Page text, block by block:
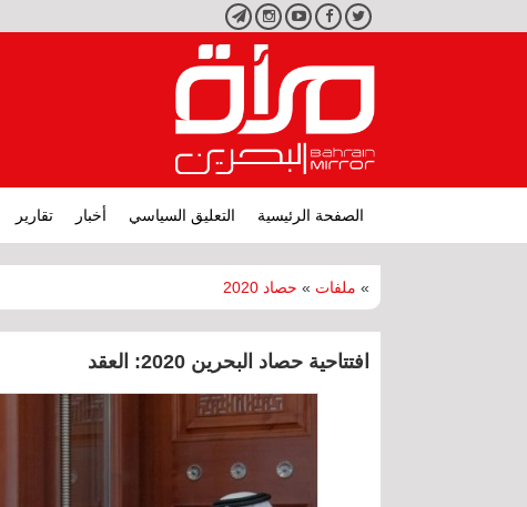
تويتر فيسبوكيوتيوبانستجرامتليجرام
الصفحة الرئيسية التعليق السياسي أخبار تقارير
» ملفات » حصاد 2020
افتتاحية حصاد البحرين 2020: العقد